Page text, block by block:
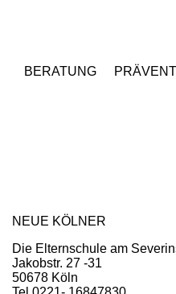
BERATUNG
NEUE KÖLNER
Die Elternschule am
Jakobstr. 27 -31
50678 Köln